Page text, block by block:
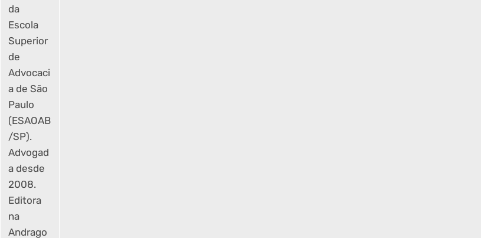
da
Escola
Superior
de
Advocaci
a de São
Paulo
(ESAOAB
/SP).
Advogad
a desde
2008.
Editora
na
Andrago